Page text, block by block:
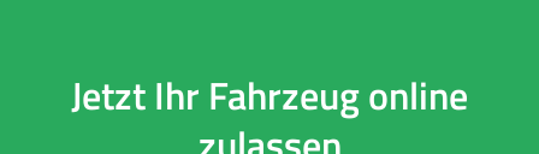
Jetzt Ihr Fahrzeug online